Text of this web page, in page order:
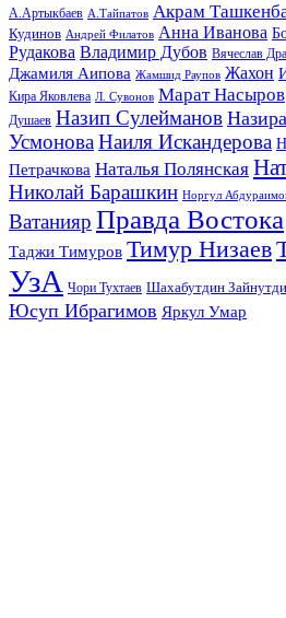
А.Артыкбаев А.Тайпатов Акрам
Кудинов Андрей Филатов Анна Иванова
Рудакова Владимир Дубов Вячеслав
Джамиля Аипова Жамшид Раупов Жахон
Кира Яковлева Л. Сувонов Марат Насыров
Душаев Назип Сулейманов
УсмоноваНаиля Искандерова
Петрачкова Наталья Полянская
Николай Барашкин Норгул
Ватанияр Правда Востока
Таджи Тимуров Тимур Низаев
УзА Чори Тухтаев Шахабутдин
Юсуп Ибрагимов Яркул Умар